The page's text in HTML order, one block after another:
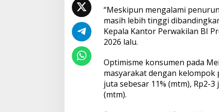
T
e
r
a
t
1
“Meskipun mengalami
masih lebih tinggi
Kepala Kantor Perwakilan BI
2026 lalu.
Optimisme konsumen pada
masyarakat dengan kelompok
juta sebesar 11% (mtm), Rp2-
(mtm).